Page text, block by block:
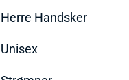
Herre Handsker
Unisex